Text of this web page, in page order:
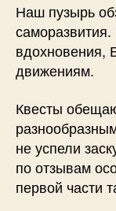
Наш пузырь
вдохновения,
движениям.
Квесты
не успели
по отзывам
первой части